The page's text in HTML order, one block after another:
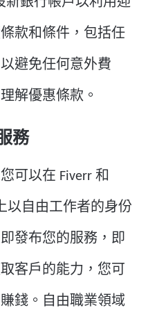
新銀行帳戶以利用迎
款和條件，包括任
避免任何意外費
解優惠條款。
務
可以在 Fiverr 和
以自由工作者的身份
發布您的服務，即
客戶的能力，您可
錢。自由職業領域